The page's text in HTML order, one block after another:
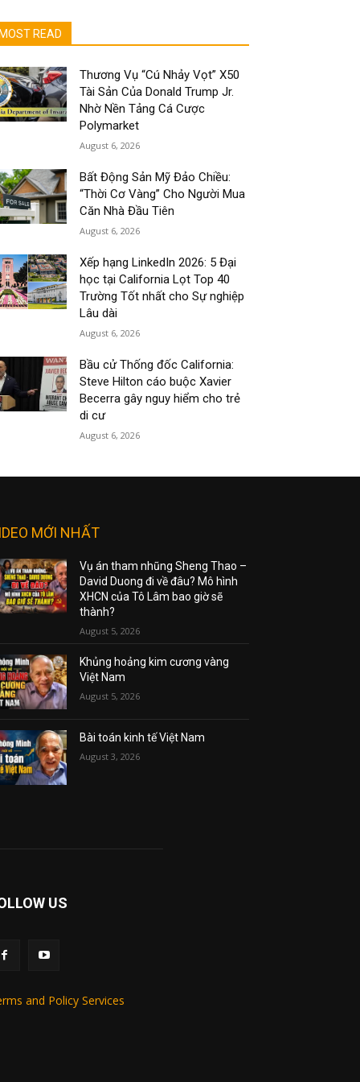
MOST READ
Thương Vụ “Cú Nhảy Vọt” X50
Tài Sản Của Donald Trump Jr.
Nhờ Nền Tảng Cá Cược
Polymarket
August 6, 2026
Bất Động Sản Mỹ Đảo Chiều:
“Thời Cơ Vàng” Cho Người Mua
Căn Nhà Đầu Tiên
August 6, 2026
Xếp hạng LinkedIn 2026: 5 Đại
học tại California Lọt Top 40
Trường Tốt nhất cho Sự nghiệp
Lâu dài
August 6, 2026
Bầu cử Thống đốc California:
Steve Hilton cáo buộc Xavier
Becerra gây nguy hiểm cho trẻ
di cư
August 6, 2026
MỚI NHẤT
Vụ án tham nhũng Sheng Thao –
David Duong đi về đâu? Mô hình
XHCN của Tô Lâm bao giờ sẽ
thành?
August 5, 2026
Khủng hoảng kim cương vàng
Việt Nam
August 5, 2026
Bài toán kinh tế Việt Nam
August 3, 2026
US
and Policy Services